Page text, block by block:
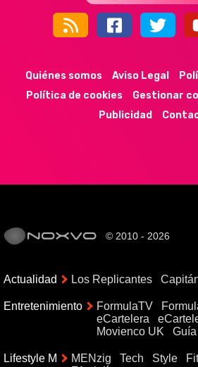
44k 9k
Quiénes somos Aviso Legal
Política de cookies
Gestionar
Publicidad
© 2010 - 2026
Actualidad Los Replicantes
Entretenimiento FormulaTV
eCartelera
Movienco UK
Lifestyle M MENzig Tech Style Fit